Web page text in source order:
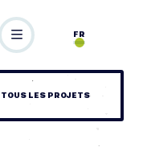
FR
TOUS LES PROJETS